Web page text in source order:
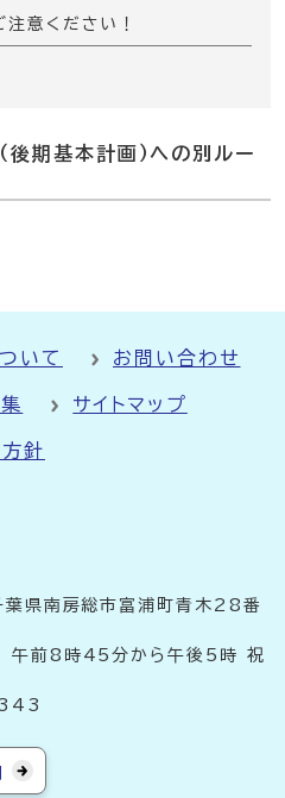
意ください！
期基本計画）への別ルー
いて お問い合わせ
サイトマップ
方針
南房総市富浦町青木28番
午前8時45分から午後5時 祝